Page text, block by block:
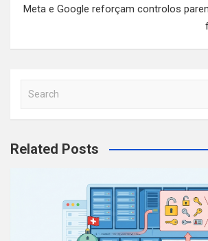
Meta e Google reforçam controlos
a
c
Related Posts